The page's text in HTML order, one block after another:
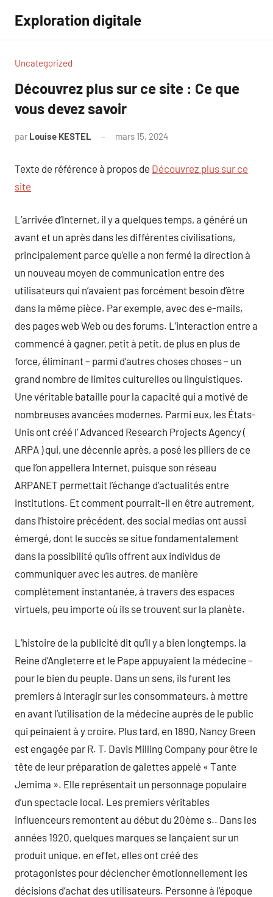
contenu
Exploration digitale
Uncategorized
Découvrez plus sur ce site : Ce que
vous devez savoir
par Louise KESTEL mars 15, 2024
Texte de référence à propos de Découvrez plus sur ce
site
L’arrivée d’Internet, il y a quelques temps, a généré un
avant et un après dans les différentes civilisations,
principalement parce qu’elle a non fermé la direction à
un nouveau moyen de communication entre des
utilisateurs qui n’avaient pas forcément besoin d’être
dans la même pièce. Par exemple, avec des e-mails,
des pages web Web ou des forums. L’interaction entre a
commencé à gagner, petit à petit, de plus en plus de
force, éliminant – parmi d’autres choses choses – un
grand nombre de limites culturelles ou linguistiques.
Une véritable bataille pour la capacité qui a motivé de
nombreuses avancées modernes. Parmi eux, les États-
Unis ont créé l’ Advanced Research Projects Agency (
ARPA ) qui, une décennie après, a posé les piliers de ce
que l’on appellera Internet, puisque son réseau
ARPANET permettait l’échange d’actualités entre
institutions. Et comment pourrait-il en être autrement,
dans l’histoire précédent, des social medias ont aussi
émergé, dont le succès se situe fondamentalement
dans la possibilité qu’ils offrent aux individus de
communiquer avec les autres, de manière
complètement instantanée, à travers des espaces
virtuels, peu importe où ils se trouvent sur la planète.
L’histoire de la publicité dit qu’il y a bien longtemps, la
Reine d’Angleterre et le Pape appuyaient la médecine –
pour le bien du peuple. Dans un sens, ils furent les
premiers à interagir sur les consommateurs, à mettre
en avant l’utilisation de la médecine auprès de le public
qui peinaient à y croire. Plus tard, en 1890, Nancy Green
est engagée par R. T. Davis Milling Company pour être le
tête de leur préparation de galettes appelé « Tante
Jemima ». Elle représentait un personnage populaire
d’un spectacle local. Les premiers véritables
influenceurs remontent au début du 20ème s.. Dans les
années 1920, quelques marques se lançaient sur un
produit unique. en effet, elles ont créé des
protagonistes pour déclencher émotionnellement les
décisions d’achat des utilisateurs. Personne à l’époque